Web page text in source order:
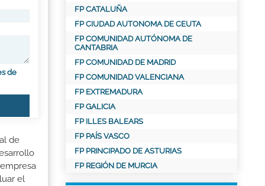
de
de
el
FP CATALUÑA
FP CIUDAD AUTONOMA DE CEUTA
FP COMUNIDAD AUTÓNOMA DE
CANTABRIA
FP COMUNIDAD DE MADRID
FP COMUNIDAD VALENCIANA
FP EXTREMADURA
FP GALICIA
FP ILLES BALEARS
FP PAÍS VASCO
FP PRINCIPADO DE ASTURIAS
FP REGIÓN DE MURCIA